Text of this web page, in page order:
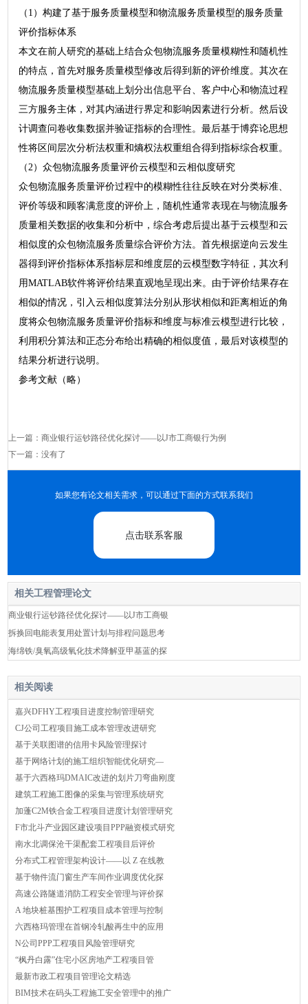
（1）构建了基于服务质量模型和物流服务质量模型的服务质量
评价指标体系
本文在前人研究的基础上结合众包物流服务质量模糊性和随机性
的特点，首先对服务质量模型修改后得到新的评价维度。其次在
物流服务质量模型基础上划分出信息平台、客户中心和物流过程
三方服务主体，对其内涵进行界定和影响因素进行分析。然后设
计调查问卷收集数据并验证指标的合理性。最后基于博弈论思想
性将区间层次分析法权重和熵权法权重组合得到指标综合权重。
（2）众包物流服务质量评价云模型和云相似度研究
众包物流服务质量评价过程中的模糊性往往反映在对分类标准、
评价等级和顾客满意度的评价上，随机性通常表现在与物流服务
质量相关数据的收集和分析中，综合考虑后提出基于云模型和云
相似度的众包物流服务质量综合评价方法。首先根据逆向云发生
器得到评价指标体系指标层和维度层的云模型数字特征，其次利
用MATLAB软件将评价结果直观地呈现出来。由于评价结果存在
相似的情况，引入云相似度算法分别从形状相似和距离相近的角
度将众包物流服务质量评价指标和维度与标准云模型进行比较，
利用积分算法和正态分布给出精确的相似度值，最后对该模型的
结果分析进行说明。
参考文献（略）
上一篇：商业银行运钞路径优化探讨——以J市工商银行为例
下一篇：没有了
如果您有论文相关需求，可以通过下面的方式联系我们
点击联系客服
相关工程管理论文
商业银行运钞路径优化探讨——以J市工商银
拆换回电能表复用处置计划与排程问题思考
海绵铁/臭氧高级氧化技术降解亚甲基蓝的探
相关阅读
嘉兴DFHY工程项目进度控制管理研究
CJ公司工程项目施工成本管理改进研究
基于关联图谱的信用卡风险管理探讨
基于网络计划的施工组织智能优化研究—
基于六西格玛DMAIC改进的划片刀弯曲刚度
建筑工程施工图像的采集与管理系统研究
加蓬C2M铁合金工程项目进度计划管理研究
F市北斗产业园区建设项目PPP融资模式研究
南水北调保沧干渠配套工程项目后评价
分布式工程管理架构设计——以 Z 在线教
基于物件流门窗生产车间作业调度优化探
高速公路隧道消防工程安全管理与评价探
A 地块桩基围护工程项目成本管理与控制
六西格玛管理在首钢冷轧酸再生中的应用
N公司PPP工程项目风险管理研究
“枫丹白露”住宅小区房地产工程项目管
最新市政工程项目管理论文精选
BIM技术在码头工程施工安全管理中的推广